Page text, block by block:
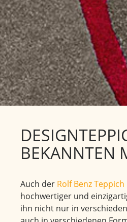
BEKANNTEN
Auch der Rolf Benz
hochwertiger und
ihn nicht nur in